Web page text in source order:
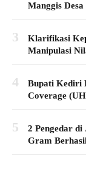
Manggis
3
Klarifikasi
Manipulasi
4
Bupati Kediri
Coverage
5
2 Pengedar di
Gram